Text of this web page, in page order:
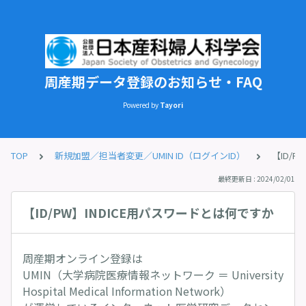
周産期データ登録のお知らせ・FAQ
Powered by Tayori
TOP 新規加盟／担当者変更／UMIN ID（ログインID） 【ID/
最終更新日 : 2024/02/01
【ID/PW】INDICE用パスワードとは何ですか
周産期オンライン登録は
UMIN（大学病院医療情報ネットワーク ＝ University
Hospital Medical Information Network）